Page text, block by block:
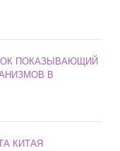
ПОКАЗЫВАЮЩИЙ
В
КИТАЯ